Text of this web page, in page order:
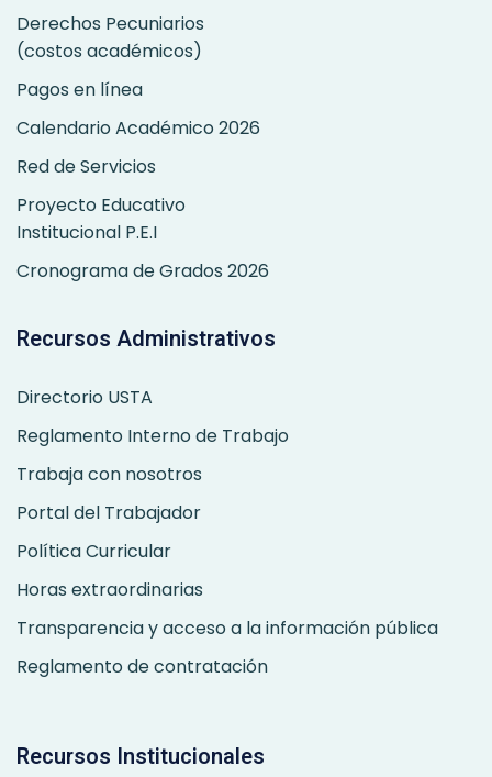
Derechos Pecuniarios
(costos académicos)
Pagos en línea
Calendario Académico 2026
Red de Servicios
Proyecto Educativo
Institucional P.E.I
Cronograma de Grados 2026
Recursos Administrativos
Directorio USTA
Reglamento Interno de Trabajo
Trabaja con nosotros
Portal del Trabajador
Política Curricular
Horas extraordinarias
Transparencia y acceso a la información pública
Reglamento de contratación
Recursos Institucionales